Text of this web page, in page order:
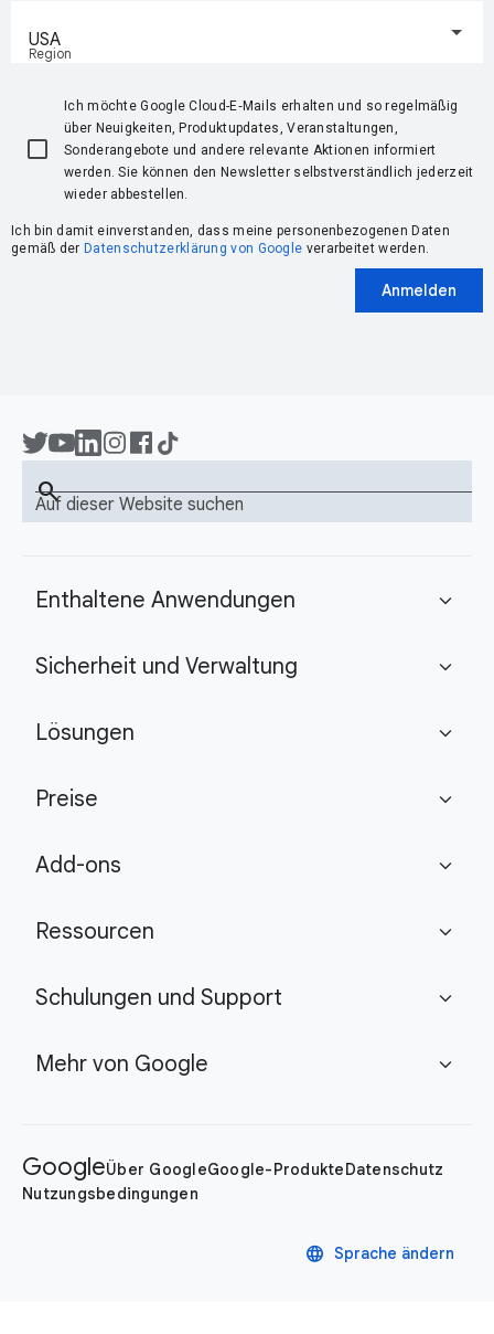
Region
USA
Ich möchte Google Cloud-E‑Mails erhalten und so regelmäßig
über Neuigkeiten, Produktupdates, Veranstaltungen,
Sonderangebote und andere relevante Aktionen informiert
werden. Sie können den Newsletter selbstverständlich jederzeit
wieder abbestellen.
Ich bin damit einverstanden, dass meine personenbezogenen Daten
gemäß der Datenschutzerklärung von Google verarbeitet werden.
Anmelden
Auf dieser Website suchen
search
Enthaltene Anwendungen expand_more
Sicherheit und Verwaltung expand_more
Lösungen expand_more
Preise expand_more
Add-ons expand_more
Ressourcen expand_more
Schulungen und Support expand_more
Mehr von Google expand_more
GoogleÜber GoogleGoogle-ProdukteDatenschutz
Nutzungsbedingungen
language Sprache ändern